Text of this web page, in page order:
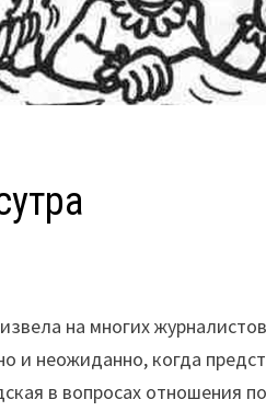
на многих
и неожиданно, когда
в вопросах отношения